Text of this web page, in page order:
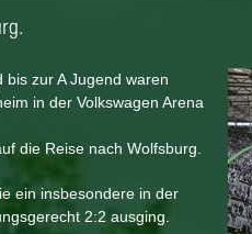
zur A Jugend waren
in der Volkswagen Arena
die Reise nach Wolfsburg.
ein insbesondere in der
2:2 ausging.